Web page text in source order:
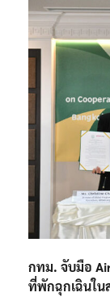
กทม. จับมือ
ที่พักฉุกเฉินใน